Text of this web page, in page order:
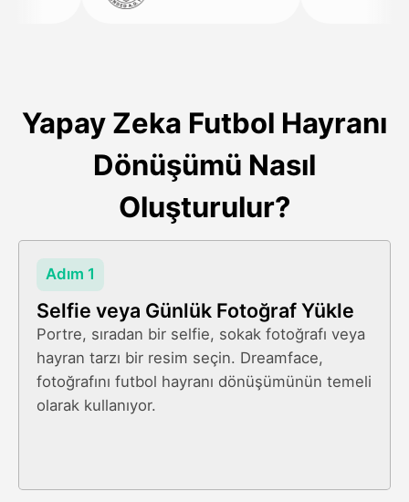
Yapay Zeka Futbol Hayranı
Dönüşümü Nasıl
Oluşturulur?
Adım 1
Selfie veya Günlük Fotoğraf Yükle
Portre, sıradan bir selfie, sokak fotoğrafı veya
hayran tarzı bir resim seçin. Dreamface,
fotoğrafını futbol hayranı dönüşümünün temeli
olarak kullanıyor.